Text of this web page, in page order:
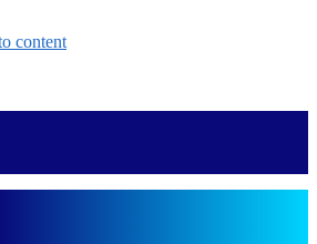
content